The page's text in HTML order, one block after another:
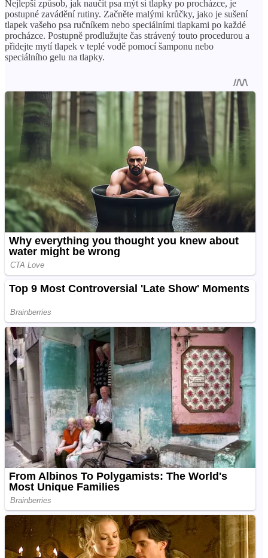
Nejlepší způsob, jak naučit psa mýt si tlapky po procházce, je
postupné zavádění rutiny. Začněte malými krůčky, jako je sušení
tlapek vašeho psa ručníkem nebo speciálními tlapkami po každé
procházce. Postupně prodlužujte čas strávený touto procedurou a
přidejte mytí tlapek v teplé vodě pomocí šamponu nebo
speciálního gelu na tlapky.